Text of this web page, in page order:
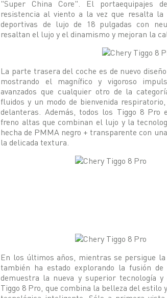
"Super China Core". El portaequipajes
resistencia al viento a la vez que resalta
deportivas de lujo de 18 pulgadas con
resaltan el lujo y el dinamismo y mejoran la
La parte trasera del coche es de nuevo
mostrando el magnífico y vigoroso
avanzados que cualquier otro de la
fluidos y un modo de bienvenida
delanteras. Además, todos los Tiggo 8 Pro
freno altas que combinan el lujo y la
hecha de PMMA negro + transparente con
la delicada textura.
En los últimos años, mientras se persigue
también ha estado explorando la fusión
demuestra la nueva y superior tecnología
Tiggo 8 Pro, que combina la belleza del estilo